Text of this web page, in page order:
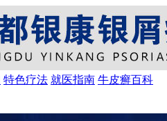
特色疗法 就医指南 牛皮癣百科